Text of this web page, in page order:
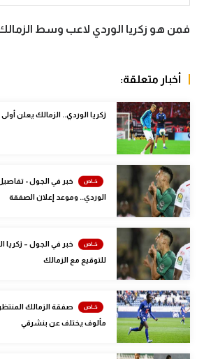
أمم إفريقيا
كرة السلة الأمريكية
كرة طائرة
الوطن العربي
في المونديال
رياضة نسائية
آسيا
أمريكا
أقسام خاصة
Gamers
فمن هو زكريا الوردي لاعب وسط الزمالك
أخبار متعلقة:
زكريا الوردي.. الزمالك يعلن
خبر في الجول - تفاصيل
الوردي.. وموعد إعلان الصفقة
خبر في الجول – زكريا
للتوقيع مع الزمالك
صفقة الزمالك
مألوف يختلف عن بنشرقي